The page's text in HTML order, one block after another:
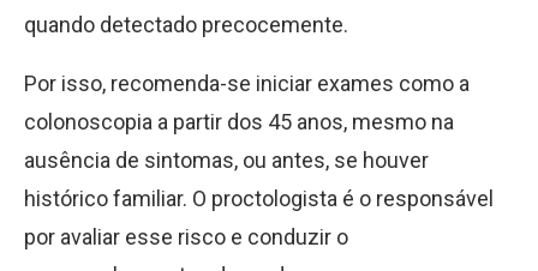
quando detectado precocemente.
Por isso, recomenda-se iniciar exames como a
colonoscopia a partir dos 45 anos, mesmo na
ausência de sintomas, ou antes, se houver
histórico familiar. O proctologista é o responsável
por avaliar esse risco e conduzir o